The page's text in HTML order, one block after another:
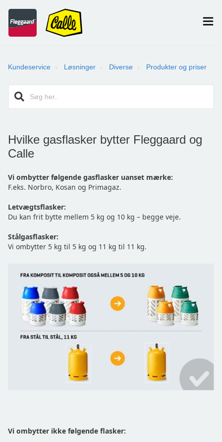
Kundeservice Løsninger Diverse Produkter og priser
Hvilke gasflasker bytter Fleggaard og
Calle
Vi ombytter følgende gasflasker uanset mærke:
F.eks. Norbro, Kosan og Primagaz.
Letvægtsflasker:
Du kan frit bytte mellem 5 kg og 10 kg – begge veje.
Stålgasflasker:
Vi ombytter 5 kg til 5 kg og 11 kg til 11 kg.
Vi ombytter ikke følgende flasker: